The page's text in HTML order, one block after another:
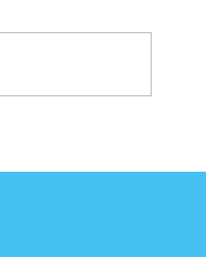
und Sommerfest